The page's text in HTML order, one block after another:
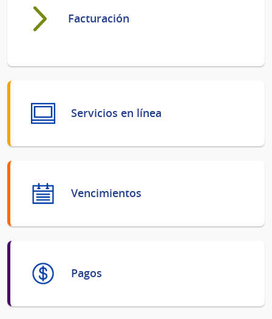
Facturación
Servicios en línea
Vencimientos
Pagos